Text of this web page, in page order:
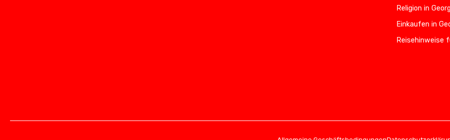
Religion in
Einkaufen in
Reisehinweise